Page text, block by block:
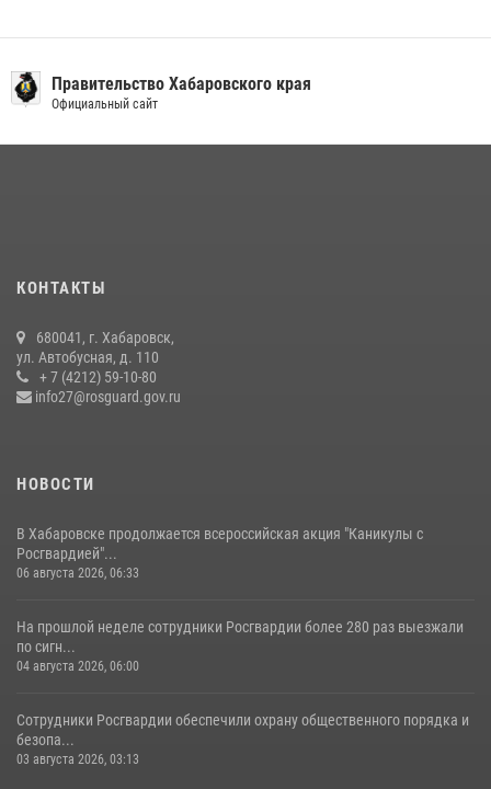
Правительство Хабаровского края
Официальный сайт
КОНТАКТЫ
680041, г. Хабаровск,
ул. Автобусная, д. 110
+ 7 (4212) 59-10-80
info27@rosguard.gov.ru
НОВОСТИ
В Хабаровске продолжается всероссийская акция "Каникулы с
Росгвардией"...
06 августа 2026, 06:33
На прошлой неделе сотрудники Росгвардии более 280 раз выезжали
по сигн...
04 августа 2026, 06:00
Сотрудники Росгвардии обеспечили охрану общественного порядка и
безопа...
03 августа 2026, 03:13